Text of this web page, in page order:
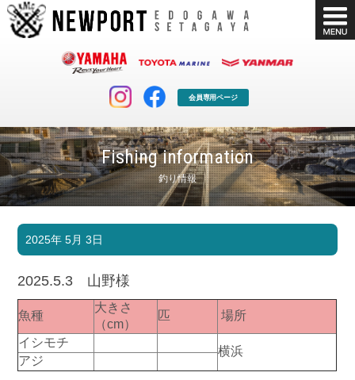
会員専用ページ
Fishing information
釣り情報
マリンクラブ
マリンライフを堪能したい！
ボート販売
ボート免許
長年の実績と信頼！
店舗情報 公式ブログ
お問い合わせ 会社概要
2025年 5月 3日
2025.5.3 山野様
魚種
大きさ
（cm）
匹
場所
イシモチ
横浜
アジ